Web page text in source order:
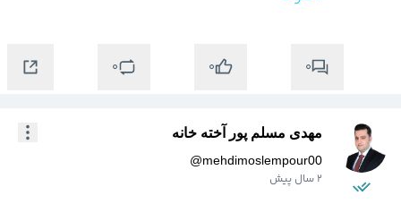
0
0
0
مهدی مسلم پور آخته خانه
@mehdimoslempour00
2 سال پیش